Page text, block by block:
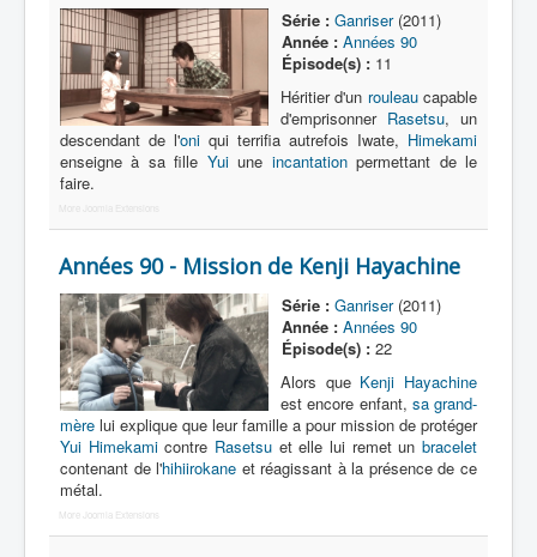
Références
Tout
XIeme siècle
Années 90
Série : Ganriser(2011)
Année : Années 90
Épisode(s) : 11
Héritier d'un rouleaucapable
d'emprisonner Rasetsu, un
descendant de l'oni qui terrifia autrefois Iwate, Himekami
enseigne à sa fille Yuiune incantationpermettant de le
faire.
More Joomla Extensions
Années 90 - Mission de Kenji Hayachine
Série : Ganriser(2011)
Année : Années 90
Épisode(s) : 22
Alors que Kenji Hayachine
est encore enfant, sa grand-
mère lui explique que leur famille a pour mission de protéger
Yui Himekamicontre Rasetsu et elle lui remet unbracelet
contenant de l'hihiirokane et réagissant à la présence de ce
métal.
More Joomla Extensions